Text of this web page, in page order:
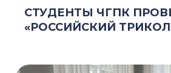
СТУДЕНТЫ ЧГПК
«РОССИЙСКИЙ